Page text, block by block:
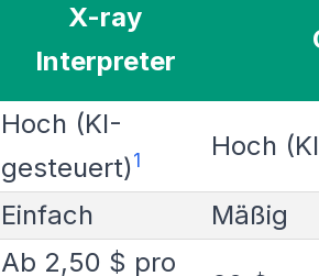
X-ray
Interpreter
Hoch (KI-
gesteuert)1 Hoch
Einfach Mäßig
Ab 2,50 $ pro